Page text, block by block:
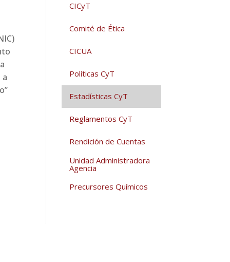
CICyT
Comité de Ética
CICUA
Políticas CyT
Estadísticas CyT
Reglamentos CyT
Rendición de Cuentas
Unidad Administradora
Agencia
Precursores Químicos